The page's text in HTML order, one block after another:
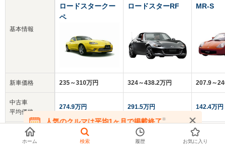
基本情報
新車価格
中古車
平均価格
クチコミ
総合評価
ロードスタークー
ペ
235～310万円
274.9万円
ロードスターRF
324～438.2万円
291.5万円
4.4
MR-S
207.9～
142.4万円
3.9
人気のクルマは平均1ヶ月で掲載終了※
在庫が無くなる前にお問い合わせください
ホーム 検索 履歴 お気に入り